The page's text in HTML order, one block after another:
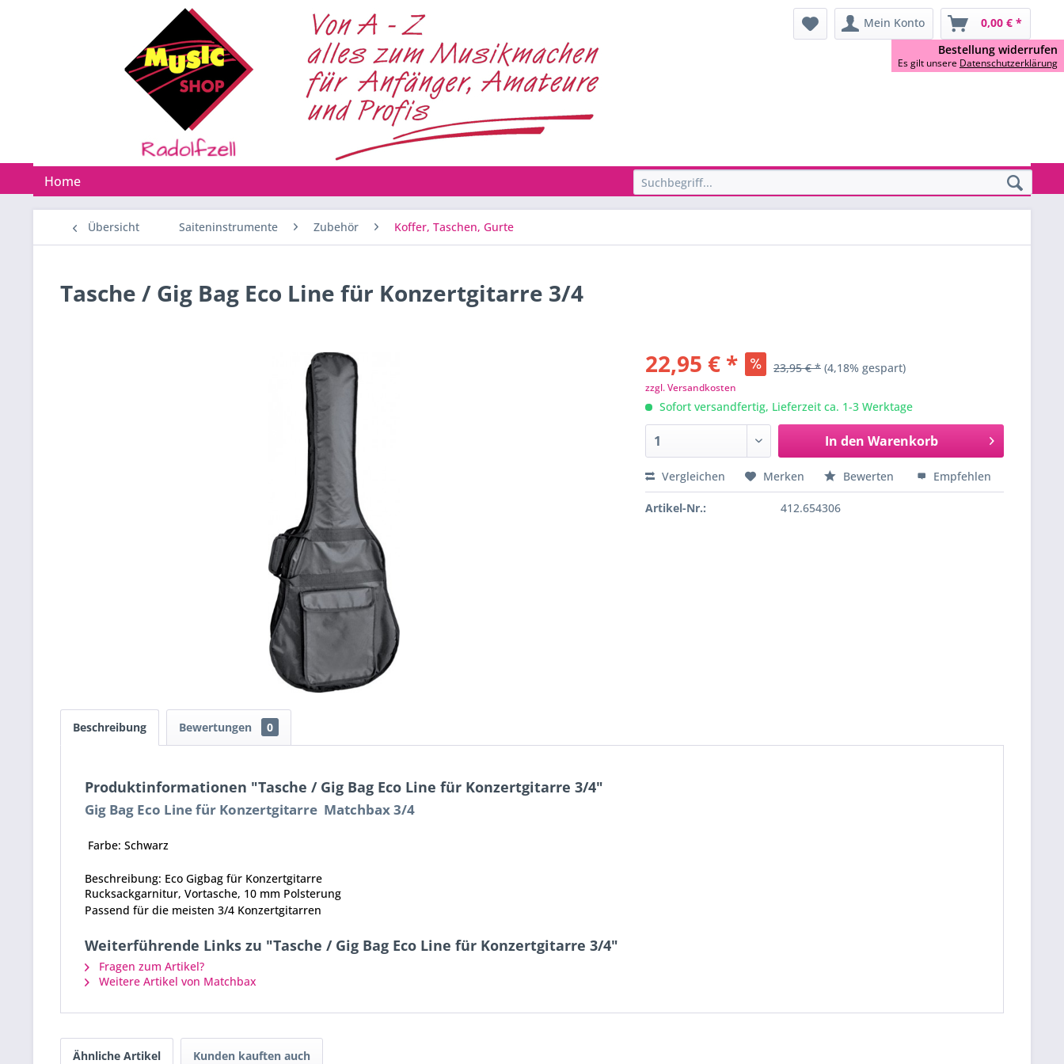
Mein Konto 0,00 € *
Home
Übersicht Saiteninstrumente Zubehör Koffer, Taschen, Gurte
Tasche / Gig Bag Eco Line für Konzertgitarre 3/4
22,95 € * 23,95 € * (4,18% gespart)
zzgl. Versandkosten
Sofort versandfertig, Lieferzeit ca. 1-3 Werktage
In den Warenkorb
Vergleichen Merken Bewerten Empfehlen
Artikel-Nr.: 412.654306
Beschreibung Bewertungen 0
Produktinformationen "Tasche / Gig Bag Eco Line für Konzertgitarre 3/4"
Gig Bag Eco Line für Konzertgitarre Matchbax 3/4
Farbe: Schwarz
Beschreibung: Eco Gigbag für Konzertgitarre
Rucksackgarnitur, Vortasche, 10 mm Polsterung
Passend für die meisten 3/4 Konzertgitarren
Weiterführende Links zu "Tasche / Gig Bag Eco Line für Konzertgitarre 3/4"
Fragen zum Artikel?
Weitere Artikel von Matchbax
Ähnliche Artikel Kunden kauften auch
Bestellung widerrufen
Es gilt unsere Datenschutzerklärung